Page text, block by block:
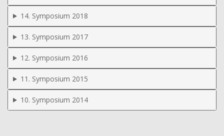
14. Symposium 2018
13. Symposium 2017
12. Symposium 2016
11. Symposium 2015
10. Symposium 2014